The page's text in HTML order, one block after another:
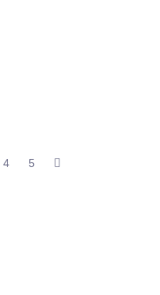
4 5